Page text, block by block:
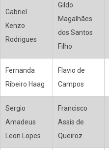
Gabriel
Kenzo
Rodrigues
Gildo
Magalhães
dos Santos
Filho
Fernanda
Ribeiro Haag
Flavio de
Campos
Sergio
Amadeus
Leon Lopes
Francisco
Assis de
Queiroz